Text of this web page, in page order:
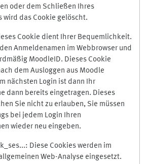
oder dem Schließen Ihres
wird das Cookie gelöscht.
Cookie dient Ihrer Bequemlichkeit.
Anmeldenamen im Webbrowser und
MoodleID. Dieses Cookie
dem Ausloggen aus Moodle
nächsten Login ist dann Ihr
dann bereits eingetragen. Dieses
Sie nicht zu erlauben, Sie müssen
bei jedem Login Ihren
wieder neu eingeben.
Diese Cookies werden im
Web-Analyse eingesetzt.